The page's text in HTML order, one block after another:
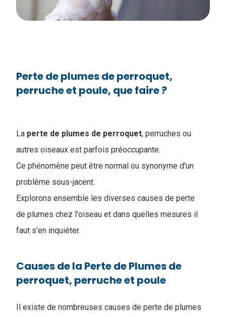
Perte de plumes de perroquet,
perruche et poule, que faire ?
La perte de plumes de perroquet, perruches ou
autres oiseaux est parfois préoccupante.
Ce phénomène peut être normal ou synonyme d'un
problème sous-jacent.
Explorons ensemble les diverses causes de perte
de plumes chez l'oiseau et dans quelles mesures il
faut s'en inquiéter.
Causes de la Perte de Plumes de
perroquet, perruche et poule
Il existe de nombreuses causes de perte de plumes